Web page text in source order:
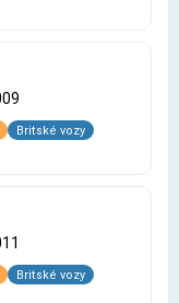
Britské vozy
Britské vozy